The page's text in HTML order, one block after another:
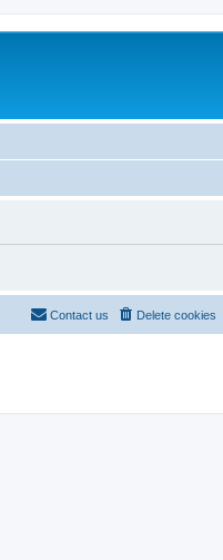
Delete cookies
Contact us